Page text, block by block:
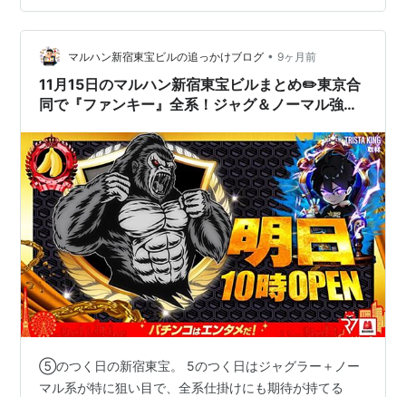
-3,200枚 ギアス +3,400枚 前日のラリーゴポストがこち
ら。 こんばんは♪新…
マルハン新宿東宝ビルの追っかけブログ • 9ヶ月前
11月15日のマルハン新宿東宝ビルまとめ✏️東京合
同で『ファンキー』全系！ジャグ＆ノーマル強化
⑤のつく日の新宿東宝。 5のつく日はジャグラー＋ノー
マル系が特に狙い目で、全系仕掛けにも期待が持てる